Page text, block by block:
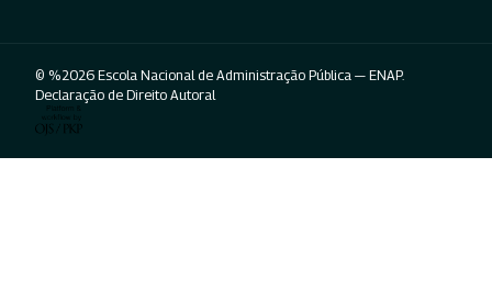
© %2026 Escola Nacional de Administração Pública — ENAP.
Declaração de Direito Autoral